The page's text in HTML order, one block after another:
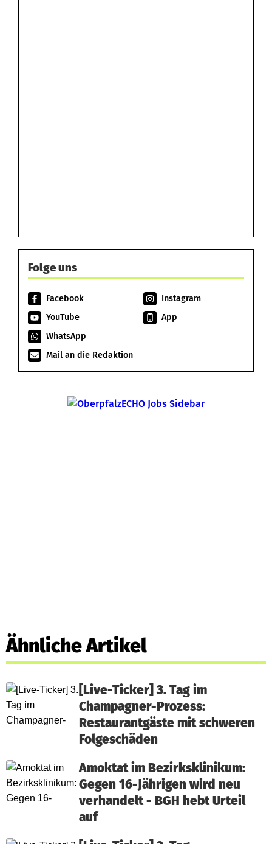
Folge uns
Facebook
Instagram
YouTube
App
WhatsApp
Mail an die Redaktion
Ähnliche Artikel
[Live-Ticker] 3. Tag im
Champagner-Prozess:
Restaurantgäste mit schweren
Folgeschäden
Amoktat im Bezirksklinikum:
Gegen 16-Jährigen wird neu
verhandelt - BGH hebt Urteil
auf